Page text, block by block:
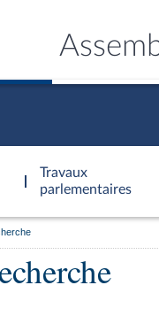
Travaux
parlementaires